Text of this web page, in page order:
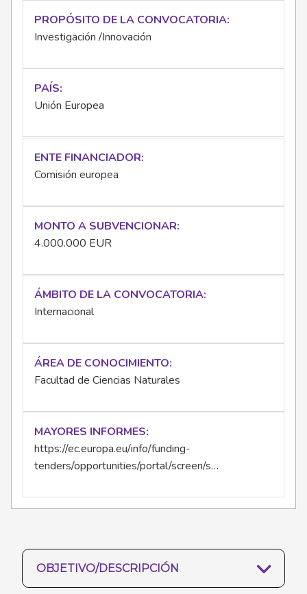
PROPÓSITO DE LA CONVOCATORIA
Investigación /Innovación
PAÍS
Unión Europea
ENTE FINANCIADOR
Comisión europea
MONTO A SUBVENCIONAR
4.000.000 EUR
ÁMBITO DE LA CONVOCATORIA
Internacional
ÁREA DE CONOCIMIENTO
Facultad de Ciencias Naturales
MAYORES INFORMES
https://ec.europa.eu/info/funding-
tenders/opportunities/portal/screen/s…
OBJETIVO/DESCRIPCIÓN